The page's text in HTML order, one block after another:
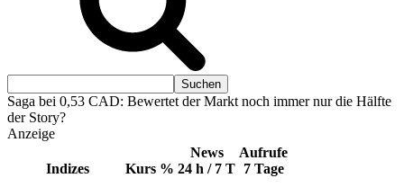
Saga bei 0,53 CAD: Bewertet der Markt noch immer nur die Hälfte
der Story?
Anzeige
Indizes Kurs %
News
24 h / 7 T
Aufrufe
7 Tage